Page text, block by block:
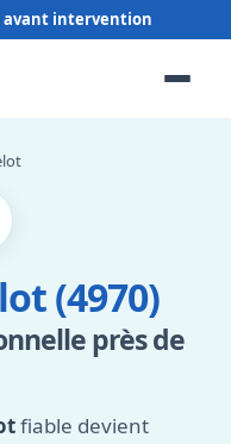
(4970)
près de
fiable devient